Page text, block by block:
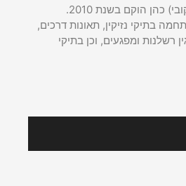
כהן הוקם בשנת 2010.
בתיקי נזיקין, תאונות דרכים,
רשלנות ומפגעים, וכן בתיקי